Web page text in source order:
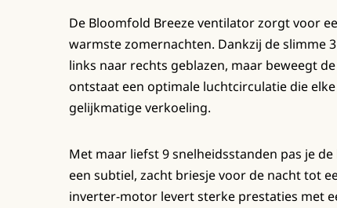
De Bloomfold Breeze ventilator zorgt voor
warmste zomernachten. Dankzij de slimme
links naar rechts geblazen, maar beweegt
ontstaat een optimale luchtcirculatie die
gelijkmatige verkoeling.
Met maar liefst 9 snelheidsstanden pas je
een subtiel, zacht briesje voor de nacht tot
inverter-motor levert sterke prestaties met